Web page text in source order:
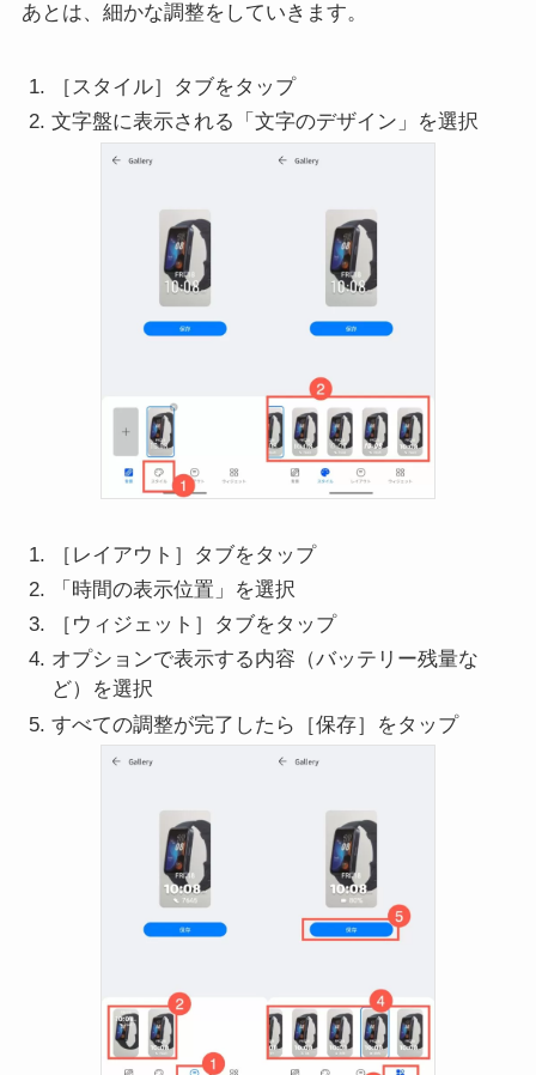
あとは、細かな調整をしていきます。
［スタイル］タブをタップ
文字盤に表示される「文字のデザイン」を選択
［レイアウト］タブをタップ
「時間の表示位置」を選択
［ウィジェット］タブをタップ
オプションで表示する内容（バッテリー残量な
ど）を選択
すべての調整が完了したら［保存］をタップ